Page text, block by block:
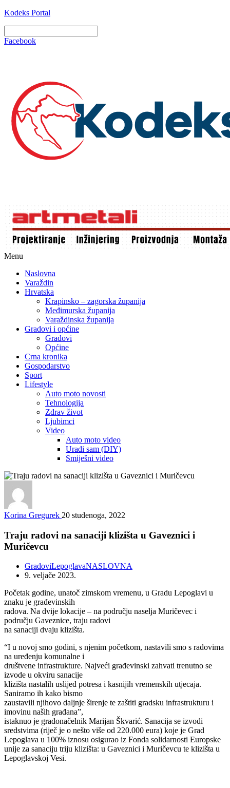
Kodeks Portal
Facebook
Menu
Naslovna
Varaždin
Hrvatska
Krapinsko – zagorska županija
Međimurska županija
Varaždinska županija
Gradovi i općine
Gradovi
Općine
Crna kronika
Gospodarstvo
Sport
Lifestyle
Auto moto novosti
Tehnologija
Zdrav život
Ljubimci
Video
Auto moto video
Uradi sam (DIY)
Smiješni video
Korina Gregurek 20 studenoga, 2022
Traju radovi na sanaciji klizišta u Gaveznici i
Muričevcu
GradoviLepoglavaNASLOVNA
9. veljače 2023.
Početak godine, unatoč zimskom vremenu, u Gradu Lepoglavi u
znaku je građevinskih
radova. Na dvije lokacije – na području naselja Muričevec i
području Gaveznice, traju radovi
na sanaciji dvaju klizišta.
“I u novoj smo godini, s njenim početkom, nastavili smo s radovima
na uređenju komunalne i
društvene infrastrukture. Najveći građevinski zahvati trenutno se
izvode u okviru sanacije
klizišta nastalih uslijed potresa i kasnijih vremenskih utjecaja.
Saniramo ih kako bismo
zaustavili njihovo daljnje širenje te zaštiti gradsku infrastrukturu i
imovinu naših građana”,
istaknuo je gradonačelnik Marijan Škvarić. Sanacija se izvodi
sredstvima (riječ je o nešto više od 220.000 eura) koje je Grad
Lepoglava u 100% iznosu osigurao iz Fonda solidarnosti Europske
unije za sanaciju triju klizišta: u Gaveznici i Muričevcu te klizišta u
Lepoglavskoj Vesi.